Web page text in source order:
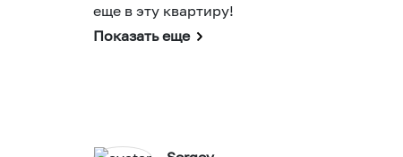
еще в эту квартиру!
Показать еще